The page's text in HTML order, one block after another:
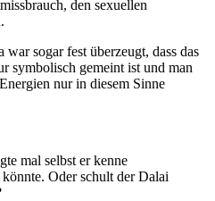
den sexuellen
sogar fest überzeugt, dass das
symbolisch gemeint ist und man
nur in diesem Sinne
mal selbst er kenne
könnte. Oder schult der Dalai